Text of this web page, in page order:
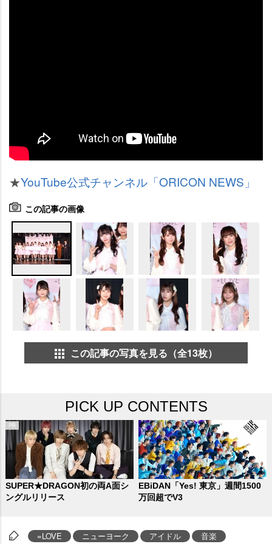
★YouTube公式チャンネル「ORICON NEWS」
この記事の画像
この記事の写真を見る（全13枚）
PICK UP CONTENTS
SUPER★DRAGON初の両A面シ
ングルリリース
EBiDAN「Yes! 東京」週間1500
万回超でV3
=LOVE ニューヨーク アイドル
音楽